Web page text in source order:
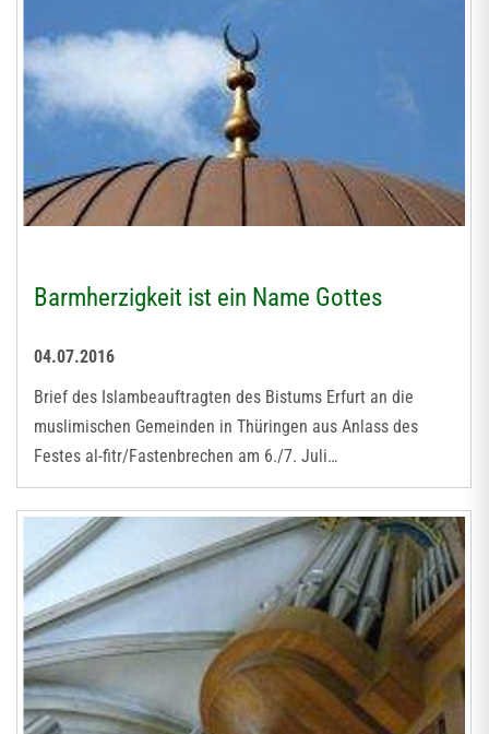
Barmherzigkeit ist ein Name Gottes
04.07.2016
Brief des Islambeauftragten des Bistums Erfurt an die
muslimischen Gemeinden in Thüringen aus Anlass des
Festes al-fitr/Fastenbrechen am 6./7. Juli…